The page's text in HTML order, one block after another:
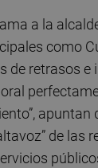
a la
como
de retrasos
apuntan
de las